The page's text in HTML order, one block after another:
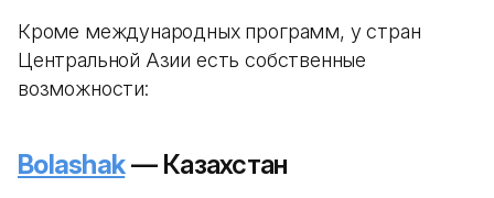
Кроме международных программ, у стран
Центральной Азии есть собственные
возможности:
Bolashak— Казахстан